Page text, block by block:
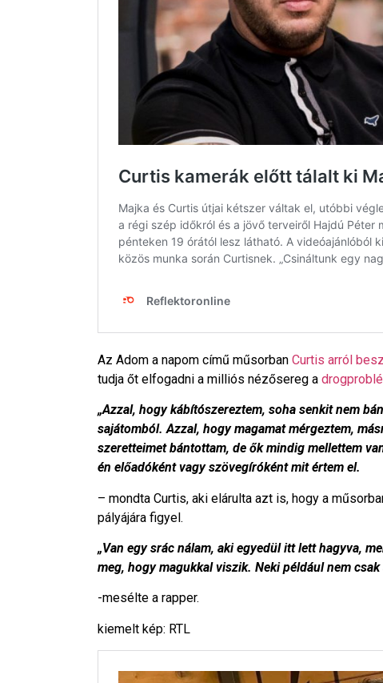
Az Adom a napom című műsorban Curtis arról
tudja őt elfogadni a milliós nézősereg a
„Azzal, hogy kábítószereztem, soha senkit nem
sajátomból. Azzal, hogy magamat mérgeztem,
szeretteimet bántottam, de ők mindig mellettem
én előadóként vagy szövegíróként mit értem el.
– mondta Curtis, aki elárulta azt is, hogy a
pályájára figyel.
„Van egy srác nálam, aki egyedül itt lett hagyva,
meg, hogy magukkal viszik. Neki például nem
-mesélte a rapper.
kiemelt kép: RTL